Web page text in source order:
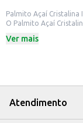
Palmito Açaí Cristalina
O Palmito Açaí
quem deseja incluir
Adicione em tortas,
Ideal para preparar
O Palmito Açaí
Ver mais
Atendimento